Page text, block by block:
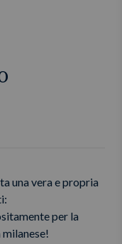
una vera e propria
per la